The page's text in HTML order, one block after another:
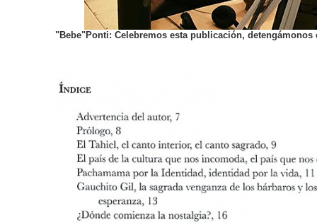
"Bebe"Ponti: Celebremos esta publicación, detengámonos